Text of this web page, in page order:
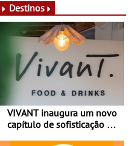
líder
Destinos
VIVANT inaugura um novo
capítulo de sofisticação no